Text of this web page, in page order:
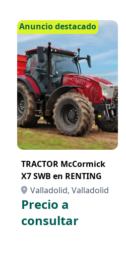
Anuncio destacado
TRACTOR McCormick
X7 SWB en RENTING
Valladolid, Valladolid
Precio a
consultar